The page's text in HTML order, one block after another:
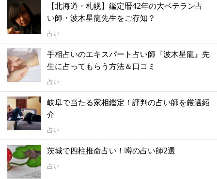
【北海道・札幌】鑑定暦42年の大ベテラン占
い師・波木星龍先生をご存知？
占い
手相占いのエキスパート占い師『波木星龍』先
生に占ってもらう方法＆口コミ
占い
岐阜で当たる家相鑑定！評判の占い師を厳選紹
介
占い
茨城で四柱推命占い！噂の占い師2選
占い